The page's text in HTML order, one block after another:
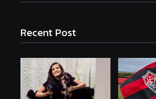
Recent Post